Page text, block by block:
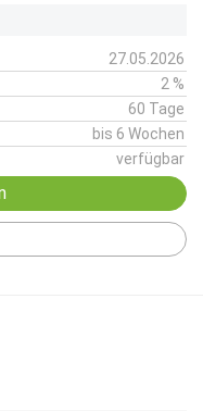
27.05.2026
2 %
60 Tage
bis 6 Wochen
verfügbar